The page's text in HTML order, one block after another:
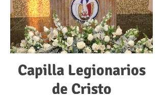
Capilla Legionarios
de Cristo